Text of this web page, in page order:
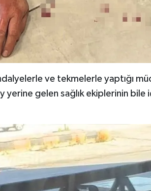
ve tekmelerle yaptığı
gelen sağlık ekiplerinin bile